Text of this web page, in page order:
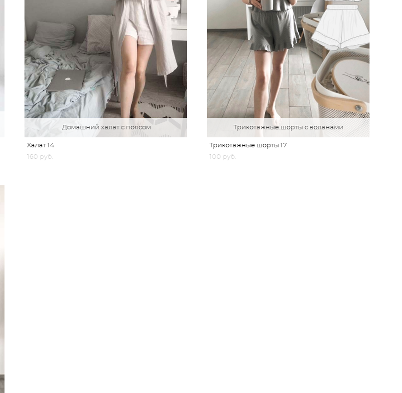
Домашний халат с поясом
Халат 14
160 pуб.
Трикотажные шорты с воланами
Трикотажные шорты 17
100 pуб.